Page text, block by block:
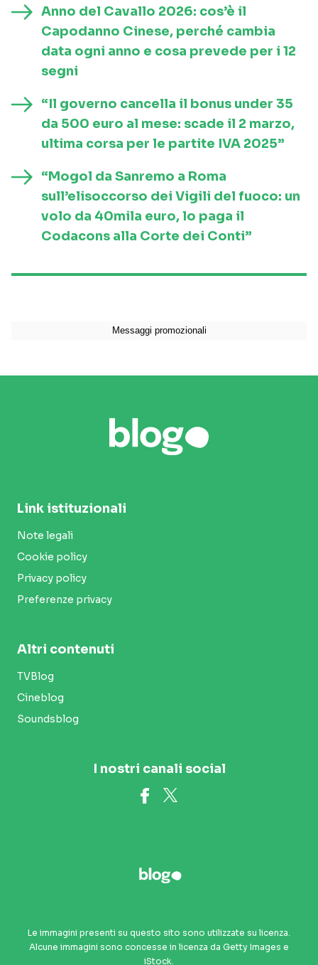
Anno del Cavallo 2026: cos’è il
Capodanno Cinese, perché cambia
data ogni anno e cosa prevede per i 12
segni
“Il governo cancella il bonus under 35
da 500 euro al mese: scade il 2 marzo,
ultima corsa per le partite IVA 2025”
“Mogol da Sanremo a Roma
sull’elisoccorso dei Vigili del fuoco: un
volo da 40mila euro, lo paga il
Codacons alla Corte dei Conti”
Link istituzionali
Note legali
Cookie policy
Privacy policy
Preferenze privacy
Altri contenuti
TVBlog
Cineblog
Soundsblog
I nostri canali social
Le immagini presenti su questo sito sono utilizzate su licenza.
Alcune immagini sono concesse in licenza da Getty Images e
iStock.